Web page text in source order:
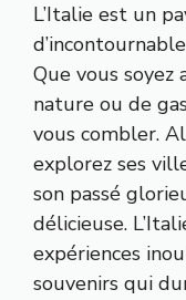
L’Italie est un
Que vous soyez
nature ou de
vous combler.
explorez ses
son passé
délicieuse.
expériences
souvenirs qui